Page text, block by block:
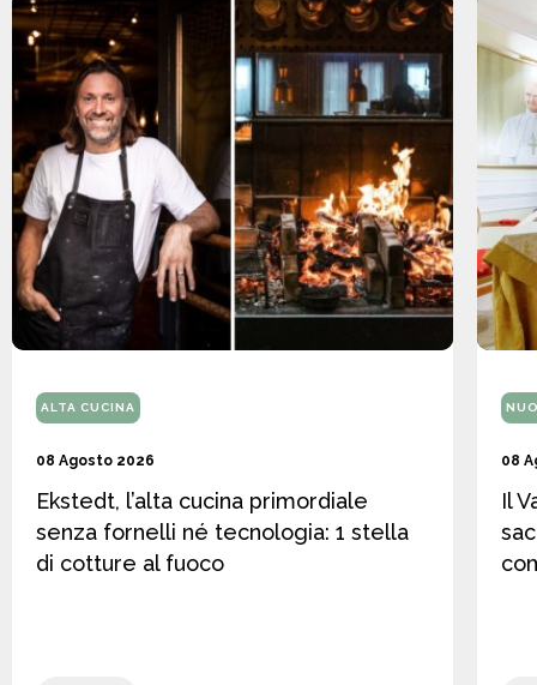
ALTA CUCINA
08 Agosto 2026
Ekstedt, l’alta cucina primordiale
senza fornelli né tecnologia: 1 stella
di cotture al fuoco
08
Il